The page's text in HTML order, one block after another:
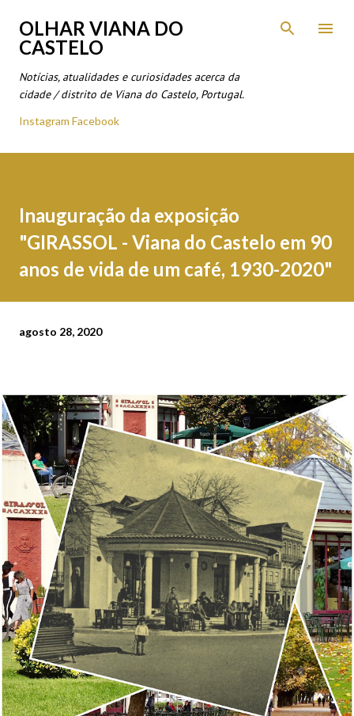
Avançar para o conteúdo principal
OLHAR VIANA DO
CASTELO
Notícias, atualidades e curiosidades acerca da
cidade / distrito de Viana do Castelo, Portugal.
Instagram Facebook
Inauguração da exposição
"GIRASSOL - Viana do Castelo em 90
anos de vida de um café, 1930-2020"
agosto 28, 2020